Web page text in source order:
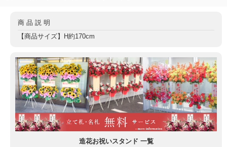
商品説明
【商品サイズ】H約170cm
造花お祝いスタンド 一覧